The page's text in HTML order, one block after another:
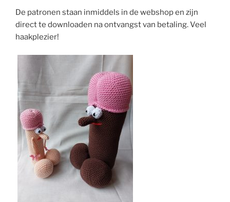
De patronen staan inmiddels in de webshop en zijn
direct te downloaden na ontvangst van betaling. Veel
haakplezier!